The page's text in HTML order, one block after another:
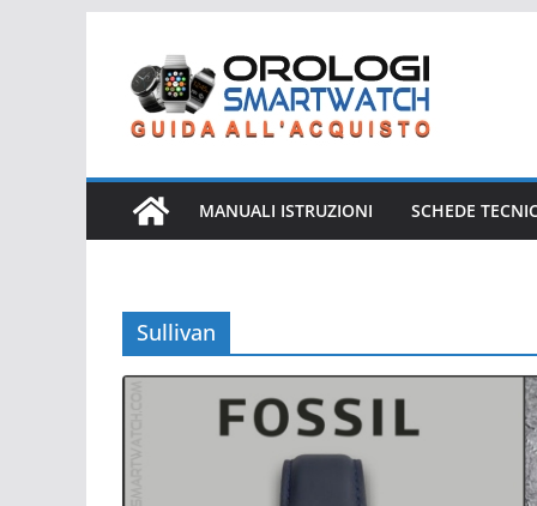
contenuto
MANUALI ISTRUZIONI SCHEDE
Sullivan